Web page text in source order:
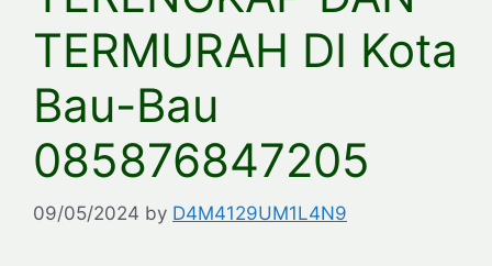
TERMURAH DI Kota
Bau-Bau
085876847205
09/05/2024 by D4M4129UM1L4N9